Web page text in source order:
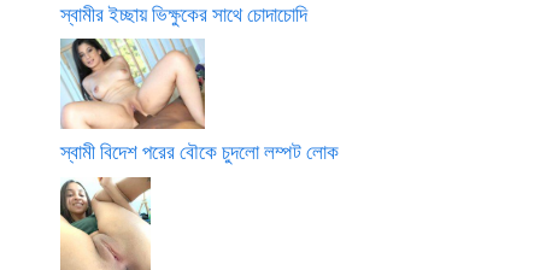
স্বামীর ইচ্ছায় ভিক্ষুকের সাথে চোদাচোদি
স্বামী বিদেশ পরের বৌকে চুদলো লম্পট লোক